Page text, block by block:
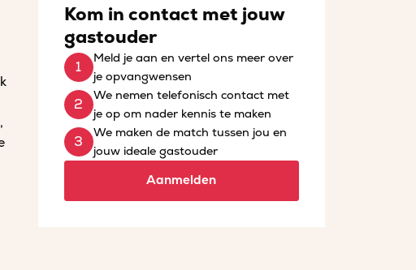
Kom in contact met jouw
gastouder
Meld je aan en vertel ons meer over
je opvangwensen
We nemen telefonisch contact met
je op om nader kennis te maken
We maken de match tussen jou en
jouw ideale gastouder
Aanmelden